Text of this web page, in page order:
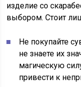
изделие со
выбором. Стоит
Не покупайте
не знаете их
магическую
привести к